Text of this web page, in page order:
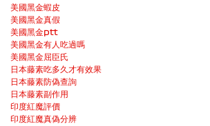
美國黑金蝦皮
美國黑金真假
美國黑金ptt
美國黑金有人吃過嗎
美國黑金屈臣氏
日本藤素吃多久才有效果
日本藤素防偽查詢
日本藤素副作用
印度紅魔評價
印度紅魔真偽分辨